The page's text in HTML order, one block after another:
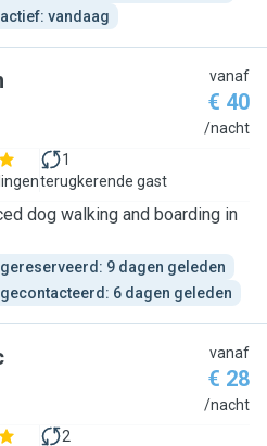
vandaag
vanaf
€ 40
/nacht
1
terugkerende gast
dog walking and boarding in
gereserveerd: 9 dagen geleden
gecontacteerd: 6 dagen geleden
vanaf
€ 28
/nacht
2